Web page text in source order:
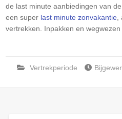
de last minute aanbiedingen van
een super last minute zonvakantie,
vertrekken. Inpakken en wegwezen
Vertrekperiode